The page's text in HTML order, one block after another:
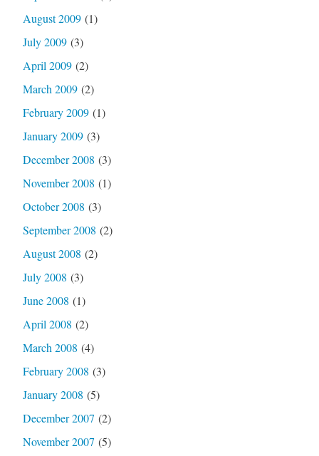
August 2009(1)
July 2009(3)
April 2009(2)
March 2009(2)
February 2009(1)
January 2009(3)
December 2008 (3)
November 2008 (1)
October 2008 (3)
September 2008 (2)
August 2008 (2)
July 2008 (3)
June 2008 (1)
April 2008 (2)
March 2008 (4)
February 2008 (3)
January 2008 (5)
December 2007 (2)
November 2007 (5)